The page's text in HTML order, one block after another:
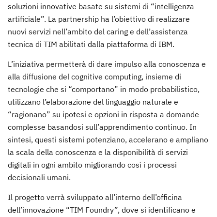
soluzioni innovative basate su sistemi di “intelligenza
artificiale”. La partnership ha l’obiettivo di realizzare
nuovi servizi nell’ambito del caring e dell’assistenza
tecnica di TIM abilitati dalla piattaforma di IBM.
L’iniziativa permetterà di dare impulso alla conoscenza e
alla diffusione del cognitive computing, insieme di
tecnologie che si “comportano” in modo probabilistico,
utilizzano l’elaborazione del linguaggio naturale e
“ragionano” su ipotesi e opzioni in risposta a domande
complesse basandosi sull’apprendimento continuo. In
sintesi, questi sistemi potenziano, accelerano e ampliano
la scala della conoscenza e la disponibilità di servizi
digitali in ogni ambito migliorando così i processi
decisionali umani.
Il progetto verrà sviluppato all’interno dell’officina
dell’innovazione “TIM Foundry”, dove si identificano e